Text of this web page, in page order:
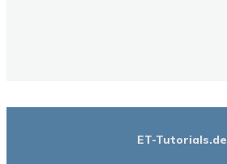
ET-Tutorials.de